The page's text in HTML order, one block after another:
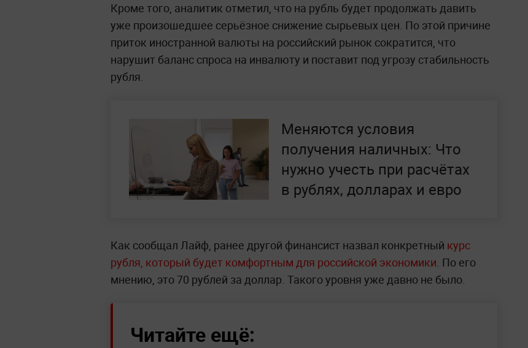
Кроме того, аналитик отметил, что на рубль будет продолжать давить
уже произошедшее серьёзное снижение сырьевых цен. По этой причине
приток иностранной валюты на российский рынок сократится, что
нарушит баланс спроса на инвалюту и поставит под угрозу стабильность
рубля.
Меняются условия
получения наличных: Что
нужно учесть при расчётах
в рублях, долларах и евро
Как сообщал Лайф, ранее другой финансист назвал конкретный курс
рубля, который будет комфортным для российской экономики. По его
мнению, это 70 рублей за доллар. Такого уровня уже давно не было.
Читайте ещё: